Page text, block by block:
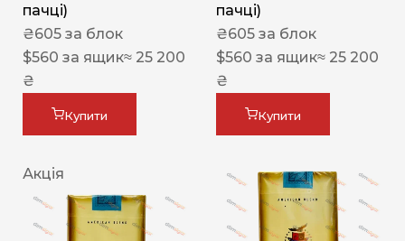
пачці)
₴605 за блок
$560 за ящик≈ 25 200
₴
Купити
пачці)
₴605 за блок
$560 за ящик≈ 25 200
₴
Купити
Акція